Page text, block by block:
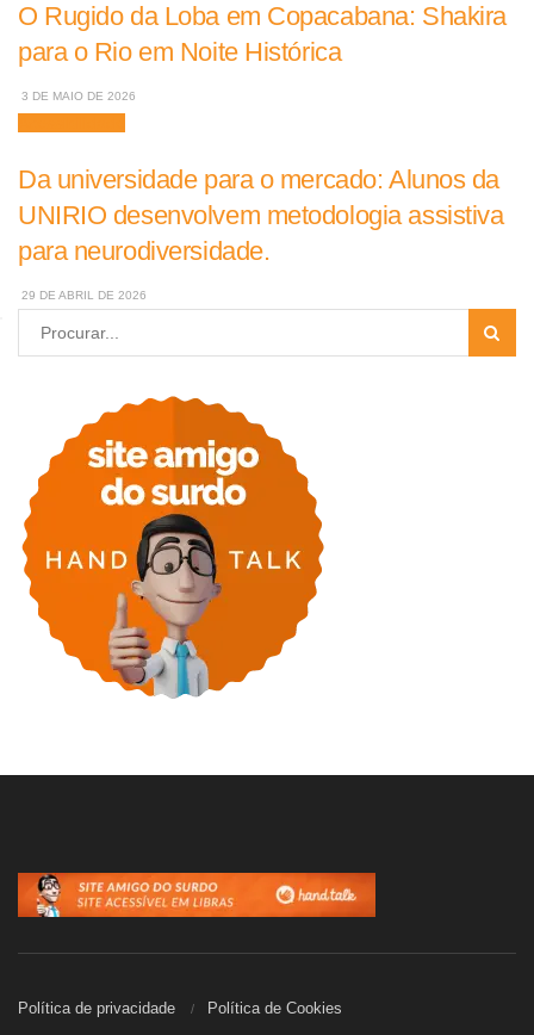
O Rugido da Loba em Copacabana: Shakira
para o Rio em Noite Histórica
3 DE MAIO DE 2026
Da universidade para o mercado: Alunos da
UNIRIO desenvolvem metodologia assistiva
para neurodiversidade.
29 DE ABRIL DE 2026
Política de privacidade Política de Cookies